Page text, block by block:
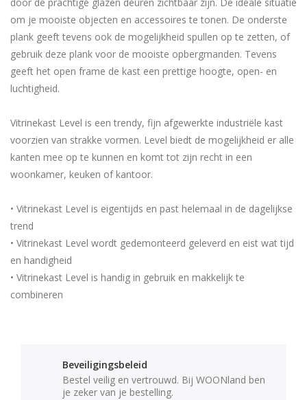
om je mooiste objecten en accessoires te tonen. De onderste
plank geeft tevens ook de mogelijkheid spullen op te zetten, of
gebruik deze plank voor de mooiste opbergmanden. Tevens
geeft het open frame de kast een prettige hoogte, open- en
luchtigheid.
Vitrinekast Level is een trendy, fijn afgewerkte industriële kast
voorzien van strakke vormen. Level biedt de mogelijkheid er alle
kanten mee op te kunnen en komt tot zijn recht in een
woonkamer, keuken of kantoor.
• Vitrinekast Level is eigentijds en past helemaal in de dagelijkse
trend
• Vitrinekast Level wordt gedemonteerd geleverd en eist wat tijd
en handigheid
• Vitrinekast Level is handig in gebruik en makkelijk te
combineren
Beveiligingsbeleid
Bestel veilig en vertrouwd. Bij WOONland ben
je zeker van je bestelling.